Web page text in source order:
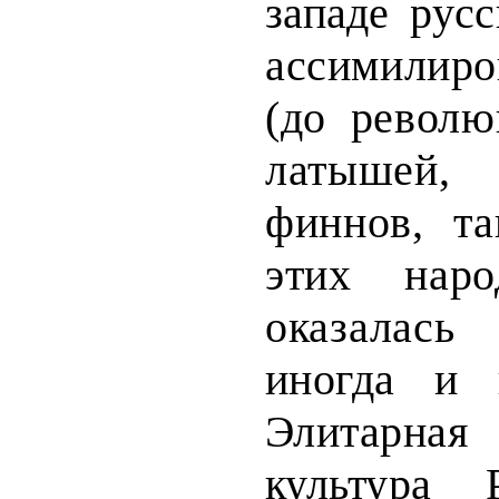
западе русс
(до револю­
финнов,
этих
иногда и
культу­ра